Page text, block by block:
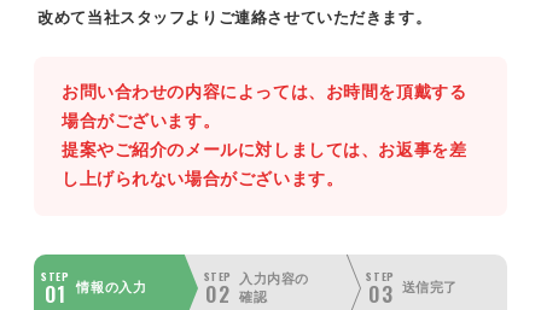
改めて当社スタッフよりご連絡させていただきます。
お問い合わせの内容によっては、お時間を頂戴する
場合がございます。
提案やご紹介のメールに対しましては、お返事を差
し上げられない場合がございます。
STEP
01 情報の入力
STEP
02
入力内容の
確認
STEP
03 送信完了